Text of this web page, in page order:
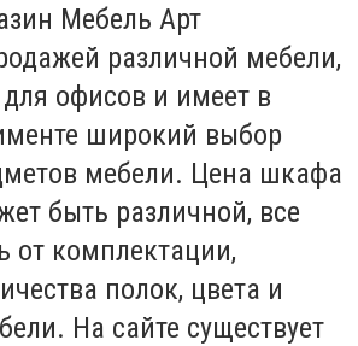
Мебель Арт
различной мебели,
офисов и имеет в
широкий выбор
мебели. Цена шкафа
быть различной, все
от комплектации,
полок, цвета и
На сайте существует